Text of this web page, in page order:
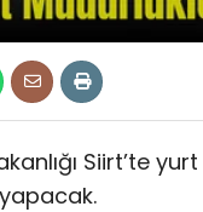
Siirt’te